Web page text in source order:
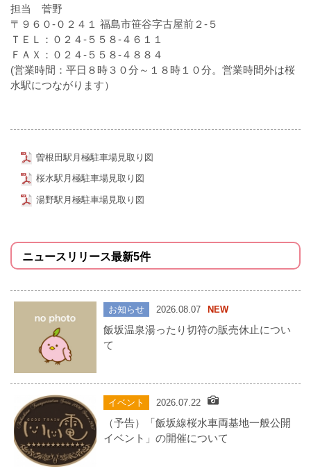
担当 菅野
〒９６０-０２４１ 福島市笹谷字古屋前２-５
ＴＥＬ：０２４-５５８-４６１１
ＦＡＸ：０２４-５５８-４８８４
(営業時間：平日８時３０分～１８時１０分。営業時間外は桜
水駅につながります）
曽根田駅月極駐車場見取り図
桜水駅月極駐車場見取り図
湯野駅月極駐車場見取り図
ニュースリリース最新5件
お知らせ 2026.08.07 NEW
飯坂温泉湯ったり切符の販売休止につい
て
イベント 2026.07.22
（予告）「飯坂線桜水車両基地一般公開
イベント」の開催について